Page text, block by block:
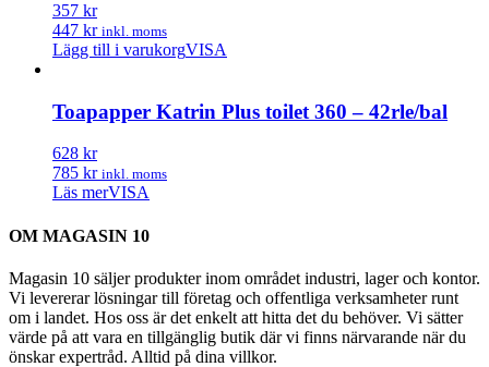
357 kr
447 kr inkl. moms
Lägg till i varukorgVISA
Toapapper Katrin Plus toilet 360 – 42rle/bal
628 kr
785 kr inkl. moms
Läs merVISA
OM MAGASIN 10
Magasin 10 säljer produkter inom området industri, lager och kontor.
Vi levererar lösningar till företag och offentliga verksamheter runt
om i landet. Hos oss är det enkelt att hitta det du behöver. Vi sätter
värde på att vara en tillgänglig butik där vi finns närvarande när du
önskar expertråd. Alltid på dina villkor.